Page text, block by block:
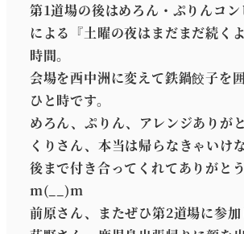
第1道場の後はめろん・ぷりんコン
による『土曜の夜はまだまだ続く
時間。
会場を西中洲に変えて鉄鍋餃子を
ひと時です。
めろん、ぷりん、アレンジありが
くりさん、本当は帰らなきゃいけ
後まで付き合ってくれてありがと
m(__)m
前原さん、またぜひ第2道場に参加